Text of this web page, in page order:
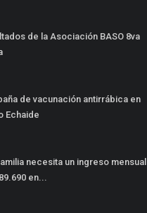
de la Asociación BASO 8va
de vacunación antirrábica en
Echaide
necesita un ingreso mensual
en...